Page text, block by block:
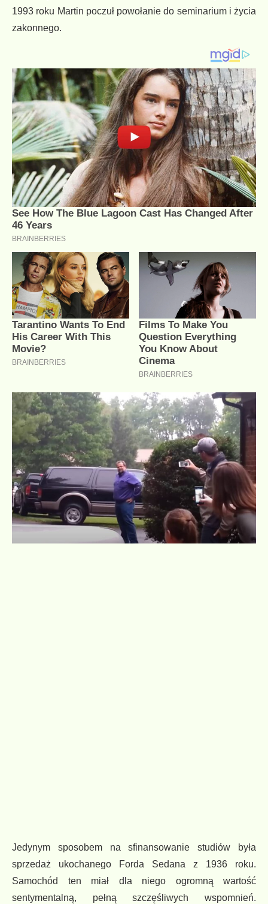
1993 roku Martin poczuł powołanie do seminarium i życia
zakonnego.
Jedynym sposobem na sfinansowanie studiów była
sprzedaż ukochanego Forda Sedana z 1936 roku.
Samochód ten miał dla niego ogromną wartość
sentymentalną, pełną szczęśliwych wspomnień.